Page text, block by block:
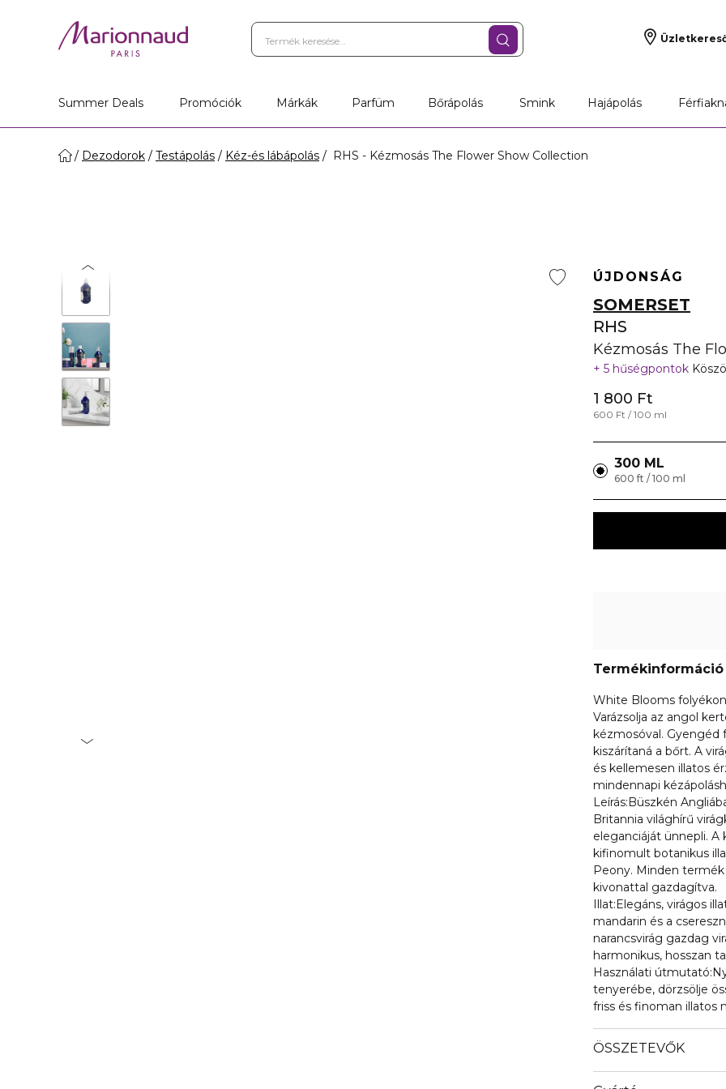
Summer Deals Promóciók Márkák Parfüm Bőrápolás Smink Hajápolás
Dezodorok Testápolás Kéz-és lábápolás RHS - Kézmosás The Flower Show Collection
ÚJDONSÁG
SOMERSET
RHS
Kézmosás The
5 hűségpontok
1 800 Ft
600 Ft / 100 ml
300 ML
600 ft / 100 ml
Termékinformáció
White Blooms
Varázsolja az angol
kézmosóval. Gyengéd
kiszárítaná a bőrt. A
és kellemesen illatos
mindennapi
Leírás:Büszkén
Britannia világhírű
eleganciáját ünnepli.
kifinomult botanikus
Peony. Minden termék
kivonattal gazdagítva.
Illat:Elegáns, virágos
mandarin és a
narancsvirág gazdag
harmonikus, hosszan
Használati
tenyerébe, dörzsölje
friss és finoman illatos
ÖSSZETEVŐK